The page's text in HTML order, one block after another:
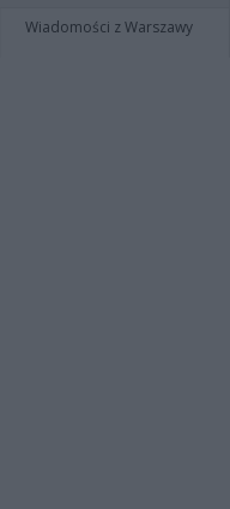
Wiadomości z Warszawy